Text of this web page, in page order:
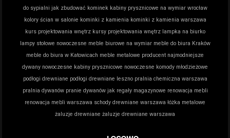
do sypialni jak zbudować kominek kabiny prysznicowe na wymiar wrocław
kolory ścian w salonie kominki z kamienia kominki z kamienia warszawa
kurs projektowania wnętrz kursy projektowania wnętrz lampka na biurko
lampy stołowe nowoczesne meble biurowe na wymiar meble do biura Kraków
meble do biura w Katowicach meble metalowe producent najmodniejsze
dywany nowoczesne kabiny prysznicowe nowoczesne komody młodzieżowe
podłogi drewniane podłogi drewniane leszno pralnia chemiczna warszawa
pralnia dywanów pranie dywanów jak regały magazynowe renowacja mebli
renowacja mebli warszawa schody drewniane warszawa łóżka metalowe
żaluzje drewniane żaluzje drewniane warszawa